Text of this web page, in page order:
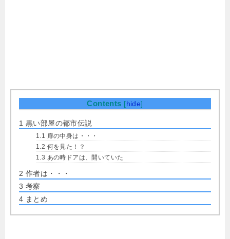
Contents [ hide]
1 黒い部屋の都市伝説
1.1 扉の中身は・・・
1.2 何を見た！？
1.3 あの時ドアは、開いていた
2 作者は・・・
3 考察
4 まとめ